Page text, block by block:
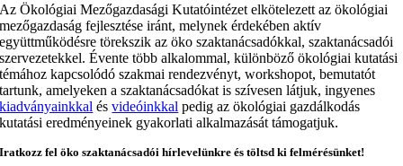
Az Ökológiai Mezőgazdasági Kutatóintézet elkötelezett az ökológiai
mezőgazdaság fejlesztése iránt, melynek érdekében aktív
együttműködésre törekszik az öko szaktanácsadókkal, szaktanácsadói
szervezetekkel. Évente több alkalommal, különböző ökológiai kutatási
témához kapcsolódó szakmai rendezvényt, workshopot, bemutatót
tartunk, amelyeken a szaktanácsadókat is szívesen látjuk, ingyenes
kiadványainkkal ésvideóinkkal pedig az ökológiai gazdálkodás
kutatási eredményeinek gyakorlati alkalmazását támogatjuk.
Iratkozz fel öko szaktanácsadói hírlevelünkre és töltsd ki felmérésünket!